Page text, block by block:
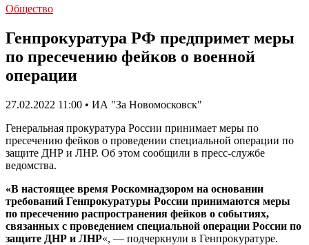
Общество
Генпрокуратура РФ предпримет меры
по пресечению фейков о военной
операции
27.02.2022 11:00 • ИА "За Новомосковск"
Генеральная прокуратура России принимает меры по
пресечению фейков о проведении специальной операции по
защите ДНР и ЛНР. Об этом сообщили в пресс-службе
ведомства.
«В настоящее время Роскомнадзором на основании
требований Генпрокуратуры России принимаются меры
по пресечению распространения фейков о событиях,
связанных с проведением специальной операции России по
защите ДНР и ЛНР«, — подчеркнули в Генпрокуратуре.